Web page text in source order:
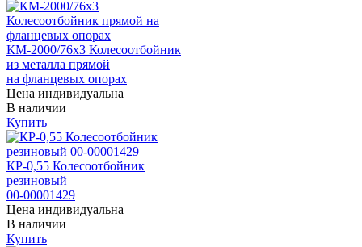
КМ-2000/76х3 Колесоотбойник
из металла прямой
на фланцевых опорах
Цена индивидуальна
В наличии
Купить
КР-0,55 Колесоотбойник
резиновый
00-00001429
Цена индивидуальна
В наличии
Купить